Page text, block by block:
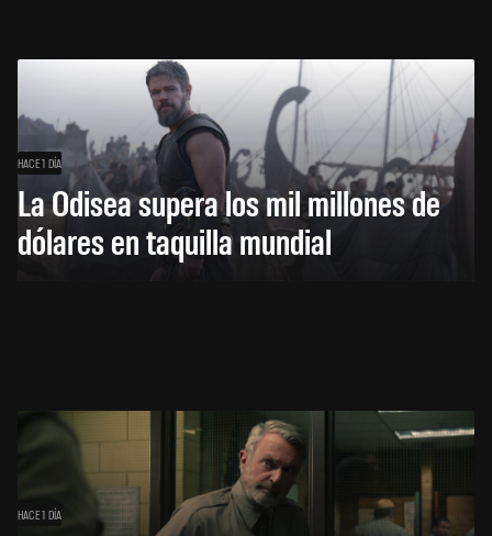
HACE 1 DÍA
La Odisea supera los mil millones de
dólares en taquilla mundial
HACE 1 DÍA